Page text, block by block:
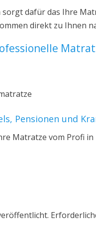
dafür das Ihre
direkt zu Ihnen
Pensionen und
Matratze vom Profi in